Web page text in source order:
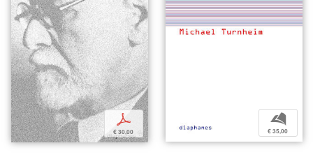
p
€ 30,00
b
€ 35,00